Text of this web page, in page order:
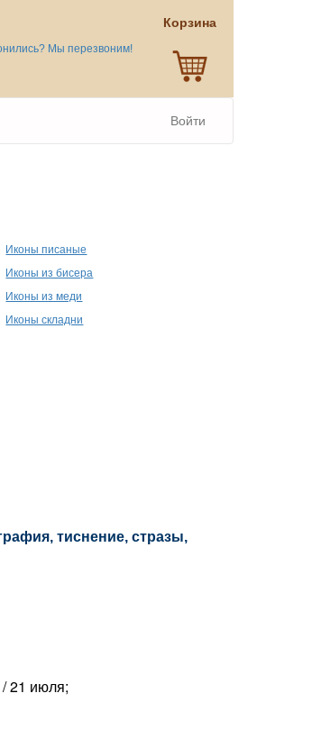
Мы перезвоним!
Корзина
Войти
Иконы писаные
Иконы из бисера
Иконы из меди
Иконы складни
тиснение, стразы,
21 июля;